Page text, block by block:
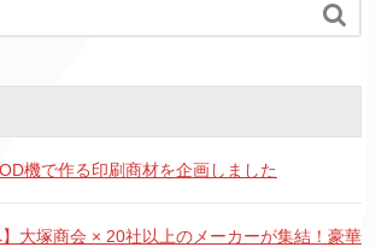

機で作る印刷商材を企画しました
】大塚商会 × 20社以上のメーカーが集結！豪華